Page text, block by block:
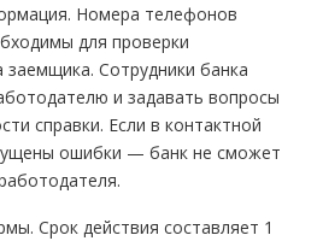
Номера телефонов
для проверки
заемщика. Сотрудники банка
и задавать вопросы
справки. Если в контактной
ошибки — банк не сможет
Срок действия составляет 1